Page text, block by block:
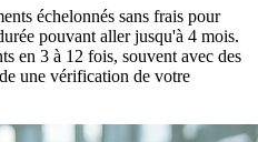
échelonnés sans frais pour
pouvant aller jusqu'à 4 mois.
en 3 à 12 fois, souvent avec des
une vérification de votre